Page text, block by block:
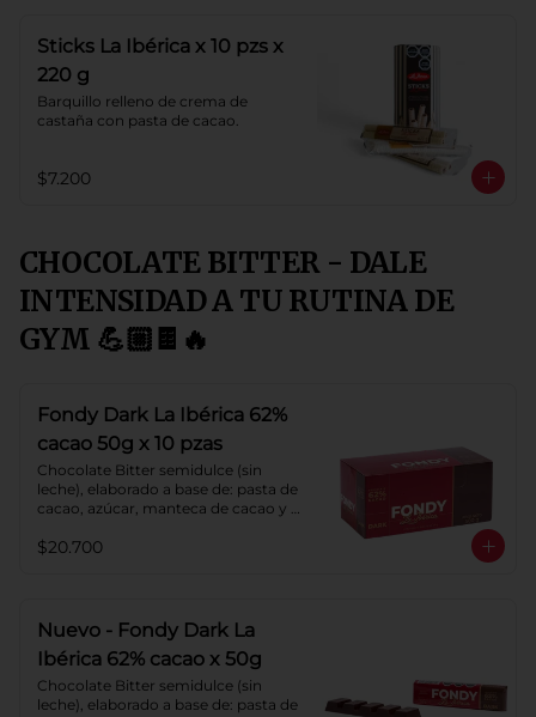
Sticks La Ibérica x 10 pzs x
220 g
Barquillo relleno de crema de
castaña con pasta de cacao.
$7.200
CHOCOLATE BITTER - DALE
INTENSIDAD A TU RUTINA DE
GYM 💪🏼🍫🔥
Fondy Dark La Ibérica 62%
cacao 50g x 10 pzas
Chocolate Bitter semidulce (sin
leche), elaborado a base de: pasta de
cacao, azúcar, manteca de cacao y
Cacao: 62%
$20.700
Nuevo - Fondy Dark La
Ibérica 62% cacao x 50g
Chocolate Bitter semidulce (sin
leche), elaborado a base de: pasta de